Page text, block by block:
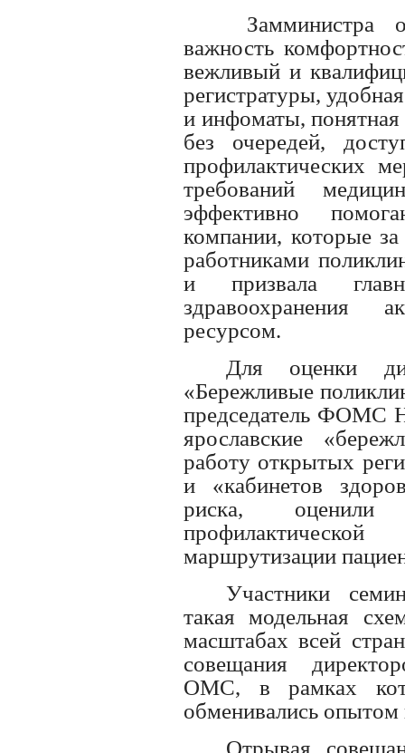
Замминистра
важность
вежливый и
регистратуры,
и инфоматы, понятная
без очередей,
профилактических
требований
эффективно
компании, которые
работниками
и призвала
здравоохранения
ресурсом.
Для оценки
«Бережливые
председатель ФОМС
ярославские
работу открытых
и «кабинетов
риска, оценили
маршрутизации
Участники
такая модельная
масштабах всей
совещания
ОМС, в рамках
обменивались опытом
Отрывая